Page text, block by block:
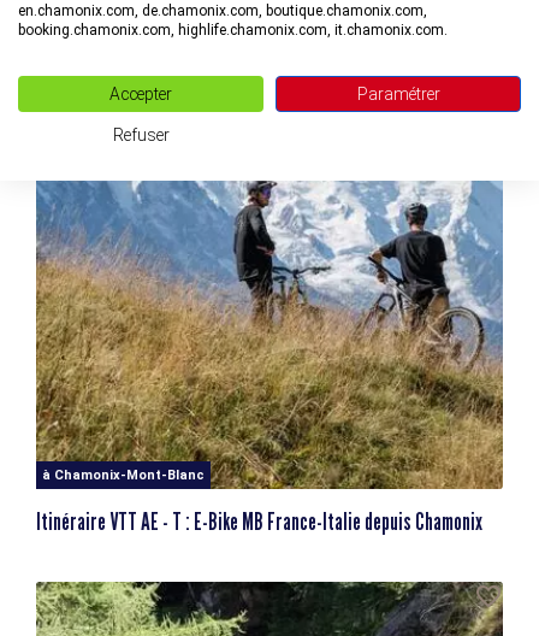
à Chamonix-Mont-Blanc
Itinéraire VTT AE - T : E-Bike MB France-Italie depuis Chamonix
en.chamonix.com, de.chamonix.com, boutique.chamonix.com,
booking.chamonix.com, highlife.chamonix.com, it.chamonix.com.
Accepter Paramétrer
Refuser